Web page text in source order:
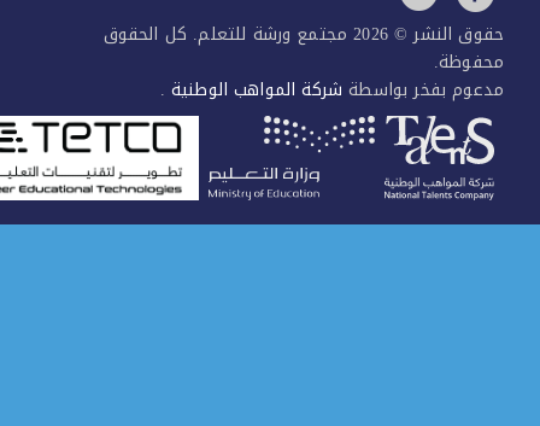
حقوق النشر © 2026 مجتمع ورشة للتعلم. كل الحقوق
بفخر بواسطةشركة المواهب الوطنية.